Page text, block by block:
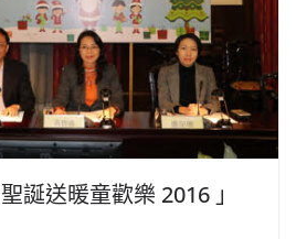
誕送暖童歡樂 2016 」